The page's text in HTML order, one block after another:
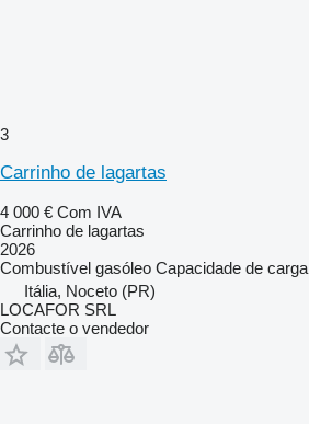
3
Carrinho de lagartas
4 000 € Com IVA
Carrinho de lagartas
2026
Combustível gasóleo Capacidade de carga
Itália, Noceto (PR)
LOCAFOR SRL
Contacte o vendedor